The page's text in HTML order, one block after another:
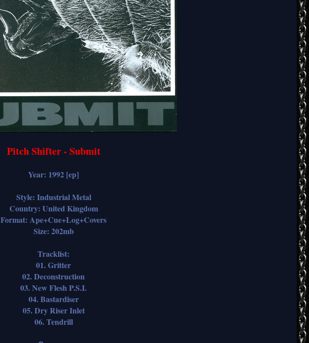
Pitch Shifter - Submit
Year: 1992 [ep]
Style: Industrial Metal
Country: United Kingdom
Format: Ape+Cue+Log+Covers
Size: 202mb
Tracklist:
01. Gritter
02. Deconstruction
03. New Flesh P.S.I.
04. Bastardiser
05. Dry Riser Inlet
06. Tendrill